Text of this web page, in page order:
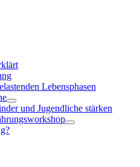
Lebensphasen
und Jugendliche stärken